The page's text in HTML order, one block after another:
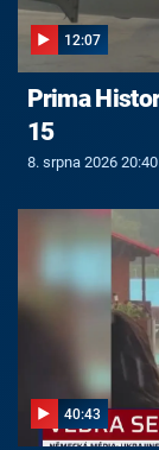
12:07
Prima
15
8. srpna 2026 20:40
40:43